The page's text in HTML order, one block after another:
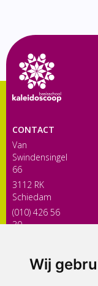
Wij
CONTACT
Van
Swindensingel
66
3112 RK
Schiedam
(010) 426 56
30